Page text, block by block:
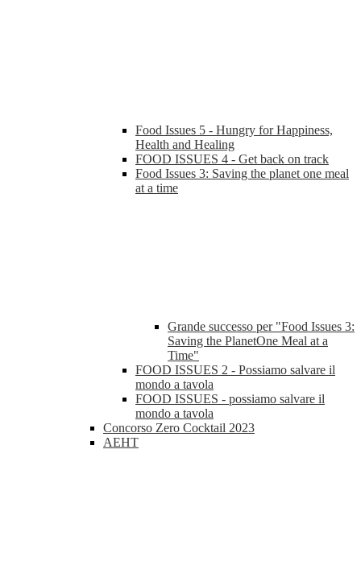
Food Issues 5 - Hungry for Happiness,
Health and Healing
FOOD ISSUES 4 - Get back on track
Food Issues 3: Saving the planet one meal
at a time
Grande successo per "Food Issues 3:
Saving the PlanetOne Meal at a
Time"
FOOD ISSUES 2 - Possiamo salvare il
mondo a tavola
FOOD ISSUES - possiamo salvare il
mondo a tavola
Concorso Zero Cocktail 2023
AEHT